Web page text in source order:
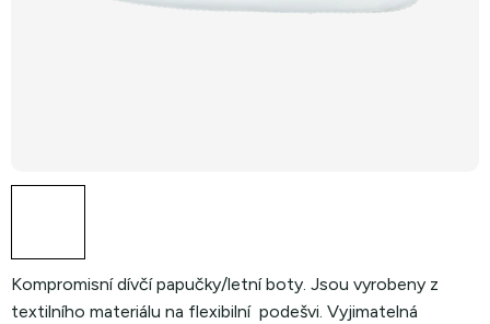
Kompromisní dívčí papučky/letní boty. Jsou vyrobeny z
textilního materiálu na flexibilní podešvi. Vyjimatelná